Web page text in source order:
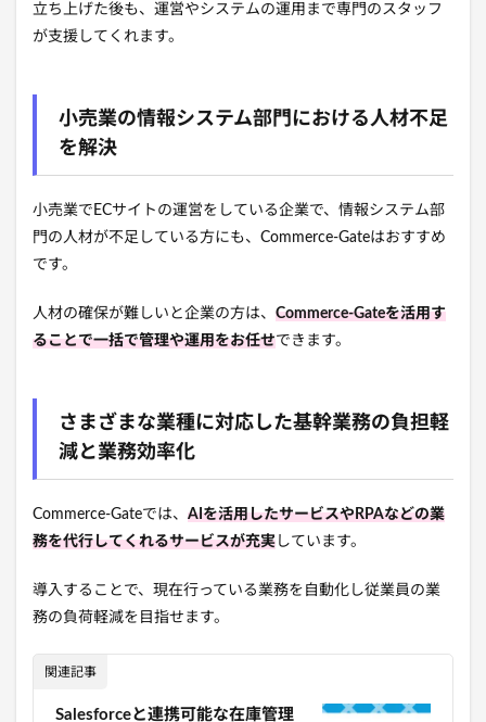
立ち上げた後も、運営やシステムの運用まで専門のスタッフ
が支援してくれます。
小売業の情報システム部門における人材不足
を解決
小売業でECサイトの運営をしている企業で、情報システム部
門の人材が不足している方にも、Commerce-Gateはおすすめ
です。
人材の確保が難しいと企業の方は、 Commerce-Gateを活用す
ることで一括で管理や運用をお任せできます。
さまざまな業種に対応した基幹業務の負担軽
減と業務効率化
Commerce-Gateでは、 AIを活用したサービスやRPAなどの業
務を代行してくれるサービスが充実 しています。
導入することで、現在行っている業務を自動化し従業員の業
務の負荷軽減を目指せます。
関連記事
Salesforceと連携可能な在庫管理